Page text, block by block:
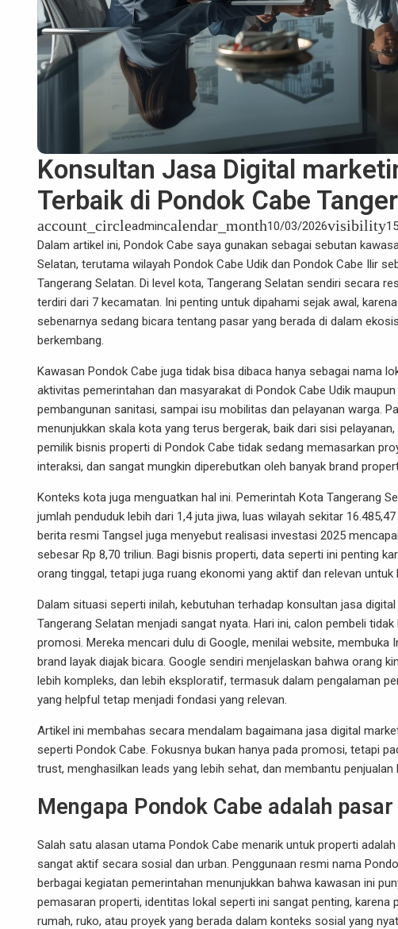
Konsultan Jasa Digital
Terbaik di Pondok Cabe
account_circleadmincalendar_month10/03/2026visibility
Dalam artikel ini, Pondok Cabe saya gunakan sebagai sebutan
Selatan, terutama wilayah Pondok Cabe Udik dan Pondok Cabe Ilir
Tangerang Selatan. Di level kota, Tangerang Selatan sendiri secara
terdiri dari 7 kecamatan. Ini penting untuk dipahami sejak awal,
sebenarnya sedang bicara tentang pasar yang berada di dalam
berkembang.
Kawasan Pondok Cabe juga tidak bisa dibaca hanya sebagai nama
aktivitas pemerintahan dan masyarakat di Pondok Cabe Udik
pembangunan sanitasi, sampai isu mobilitas dan pelayanan warga.
menunjukkan skala kota yang terus bergerak, baik dari sisi
pemilik bisnis properti di Pondok Cabe tidak sedang memasarkan
interaksi, dan sangat mungkin diperebutkan oleh banyak brand
Konteks kota juga menguatkan hal ini. Pemerintah Kota Tangerang
jumlah penduduk lebih dari 1,4 juta jiwa, luas wilayah sekitar
berita resmi Tangsel juga menyebut realisasi investasi 2025
sebesar Rp 8,70 triliun. Bagi bisnis properti, data seperti ini penting
orang tinggal, tetapi juga ruang ekonomi yang aktif dan relevan
Dalam situasi seperti inilah, kebutuhan terhadap konsultan jasa
Tangerang Selatan menjadi sangat nyata. Hari ini, calon pembeli
promosi. Mereka mencari dulu di Google, menilai website,
brand layak diajak bicara. Google sendiri menjelaskan bahwa orang
lebih kompleks, dan lebih eksploratif, termasuk dalam pengalaman
yang helpful tetap menjadi fondasi yang relevan.
Artikel ini membahas secara mendalam bagaimana jasa digital
seperti Pondok Cabe. Fokusnya bukan hanya pada promosi, tetapi
trust, menghasilkan leads yang lebih sehat, dan membantu penjualan
Mengapa Pondok Cabe adalah
Salah satu alasan utama Pondok Cabe menarik untuk properti
sangat aktif secara sosial dan urban. Penggunaan resmi nama
berbagai kegiatan pemerintahan menunjukkan bahwa kawasan ini
pemasaran properti, identitas lokal seperti ini sangat penting,
rumah, ruko, atau proyek yang berada dalam konteks sosial yang